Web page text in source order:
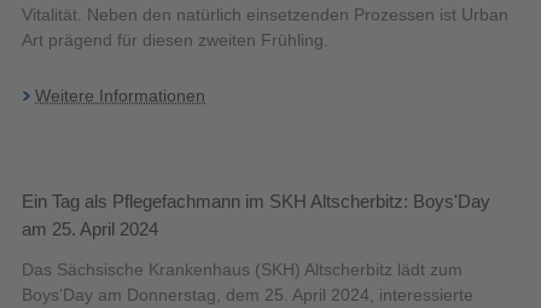
Vitalität. Neben den natürlich einsetzenden Prozessen ist Urban
Art prägend für diesen zweiten Frühling.
Weitere Informationen
Ein Tag als Pflegefachmann im SKH Altscherbitz: Boys'Day
am 25. April 2024
Das Sächsische Krankenhaus (SKH) Altscherbitz lädt zum
Boys’Day am Donnerstag, dem 25. April 2024, interessierte